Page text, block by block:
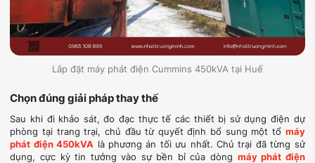
Lắp đặt máy phát điện Cummins 450kVA tại Huế
Chọn đúng giải pháp thay thế
Sau khi đi khảo sát, đo đạc thực tế các thiết bị sử dụng điện dự
phòng tại trang trại, chủ đầu từ quyết định bổ sung một tổ máy
phát điện 450kVA là phương án tối ưu nhất. Chủ trại đã từng sử
dụng, cực kỳ tin tưởng vào sự bền bỉ của dòng máy phát điện